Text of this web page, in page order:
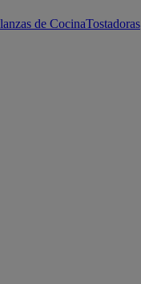
de CocinaTostadoras